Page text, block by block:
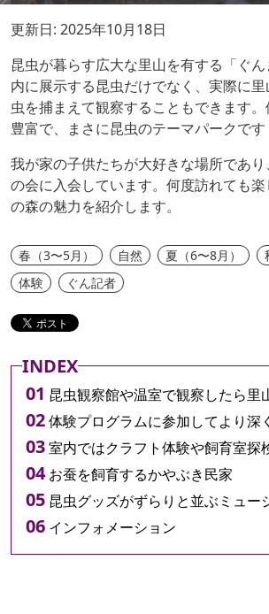
更新日: 2025年10月18日
昆虫が暮らす広大な里山を有する「ぐ
内に展示する昆虫だけでなく、実際に
虫を捕まえて観察することもできます
豊富で、まさに昆虫のテーマパークです
我が家の子供たちが大好きな場所であ
の会に入会しています。何度訪れても
の森の魅力を紹介します。
春（3〜5月） 自然 夏（6〜8月）
体験
ぐん記者
INDEX
昆虫観察館や温室で観察したら里
体験プログラムに参加してより深
室内ではクラフト体験や飼育室探
お蚕を飼育するかやぶき民家
昆虫グッズがずらりと並ぶミュー
インフォメーション